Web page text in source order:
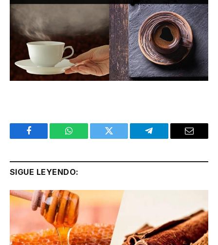
Facebook WhatsApp Twitter Telegram Email
SIGUE LEYENDO: